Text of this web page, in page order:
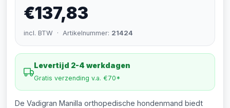
€137,83
incl. BTW · Artikelnummer: 21424
Levertijd 2-4 werkdagen
Gratis verzending v.a. €70*
De Vadigran Manilla orthopedische hondenmand biedt